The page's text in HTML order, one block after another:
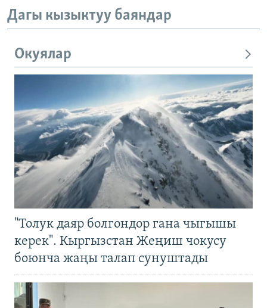
Дагы кызыктуу баяндар
Окуялар
"Толук даяр болгондор гана чыгышы
керек". Кыргызстан Жеңиш чокусу
боюнча жаңы талап сунуштады